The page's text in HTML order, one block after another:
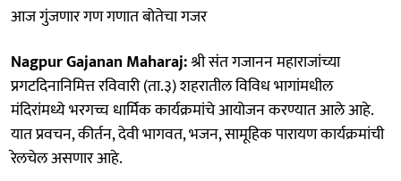
आज गुंजणार गण गणात बोतेचा गजर
Nagpur Gajanan Maharaj:श्री संत गजानन महाराजांच्या
प्रगटदिनानिमित्त रविवारी (ता.३) शहरातील विविध भागांमधील
मंदिरांमध्ये भरगच्च धार्मिक कार्यक्रमांचे आयोजन करण्यात आले आहे.
यात प्रवचन, कीर्तन, देवी भागवत, भजन, सामूहिक पारायण कार्यक्रमांची
रेलचेल असणार आहे.